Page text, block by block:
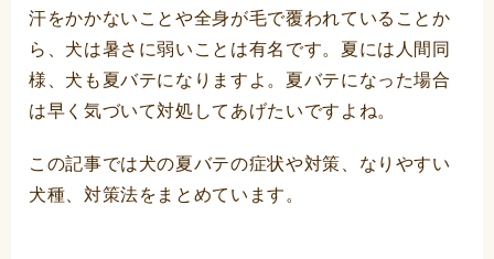
汗をかかないことや全身が毛で覆われていることか
ら、犬は暑さに弱いことは有名です。夏には人間同
様、犬も夏バテになりますよ。夏バテになった場合
は早く気づいて対処してあげたいですよね。
この記事では犬の夏バテの症状や対策、なりやすい
犬種、対策法をまとめています。